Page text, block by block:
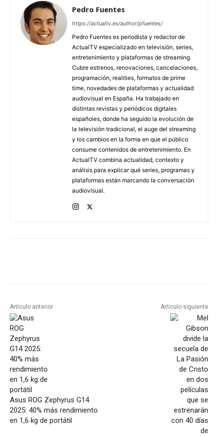
Pedro Fuentes
https://actualtv.es/author/pfuentes/
Pedro Fuentes es periodista y redactor de
ActualTV especializado en televisión, series,
entretenimiento y plataformas de streaming.
Cubre estrenos, renovaciones, cancelaciones,
programación, realities, formatos de prime
time, novedades de plataformas y actualidad
audiovisual en España. Ha trabajado en
distintas revistas y periódicos digitales
españoles, donde ha seguido la evolución de
la televisión tradicional, el auge del streaming
y los cambios en la forma en que el público
consume contenidos de entretenimiento. En
ActualTV combina actualidad, contexto y
análisis para explicar qué series, programas y
plataformas están marcando la conversación
audiovisual.
Artículo anterior
Asus ROG Zephyrus G14
2025: 40% más rendimiento
en 1,6 kg de portátil
Artículo siguiente